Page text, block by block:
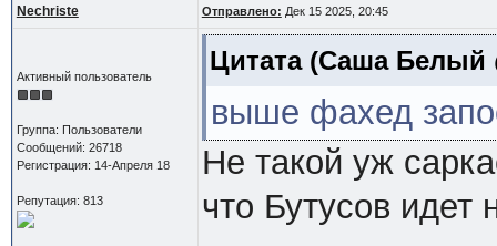
Nechriste Отправлено: Дек 15 2025, 20:45
Активный пользователь
Группа: Пользователи
Сообщений: 26718
Регистрация: 14-Апреля 18
Репутация: 813
Цитата(Саша Белый
выше фахед
Не такой уж
что Бутусов идет